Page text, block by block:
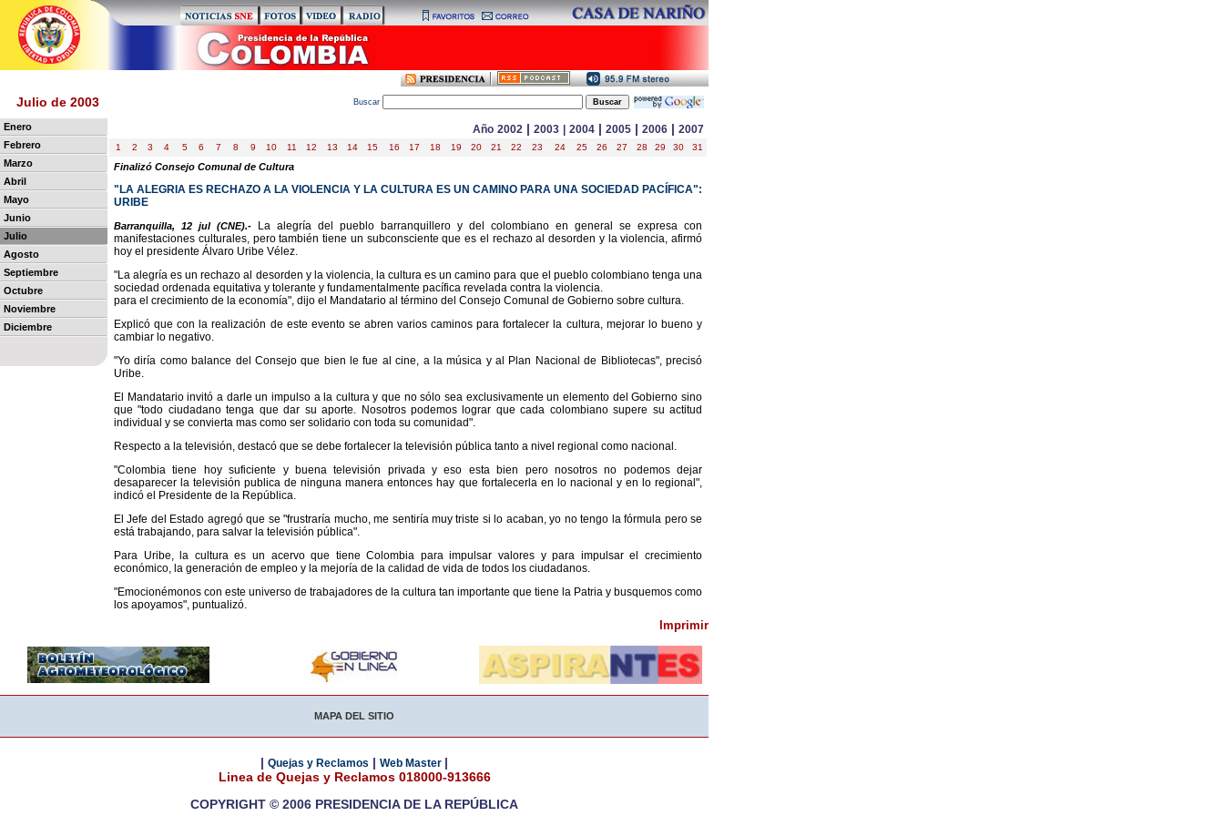
Julio de 2003 Buscar
Enero
Febrero
Marzo
Abril
Mayo
Junio
Julio
Agosto
Septiembre
Octubre
Noviembre
Diciembre
Año 2002 | 2003 2004 | 2005 | 2006 | 2007
1 2 3 4 5 6 7 8 9 10 11 12 13 14 15 16 17 18 19 20 21 22 23 24 25 26 27 28 29 30 31
Finalizó Consejo Comunal de Cultura
"LA ALEGRIA ES RECHAZO A LA VIOLENCIA Y LA CULTURA ES UN CAMINO PARA UNA SOCIEDAD PACÍFICA":
URIBE
Barranquilla, 12 jul (CNE).- La alegría del pueblo barranquillero y del colombiano en general se expresa con
manifestaciones culturales, pero también tiene un subconsciente que es el rechazo al desorden y la violencia, afirmó
hoy el presidente Álvaro Uribe Vélez.
"La alegría es un rechazo al desorden y la violencia, la cultura es un camino para que el pueblo colombiano tenga una
sociedad ordenada equitativa y tolerante y fundamentalmente pacífica revelada contra la violencia.
para el crecimiento de la economía", dijo el Mandatario al término del Consejo Comunal de Gobierno sobre cultura.
Explicó que con la realización de este evento se abren varios caminos para fortalecer la cultura, mejorar lo bueno y
cambiar lo negativo.
"Yo diría como balance del Consejo que bien le fue al cine, a la música y al Plan Nacional de Bibliotecas", precisó
Uribe.
El Mandatario invitó a darle un impulso a la cultura y que no sólo sea exclusivamente un elemento del Gobierno sino
que "todo ciudadano tenga que dar su aporte. Nosotros podemos lograr que cada colombiano supere su actitud
individual y se convierta mas como ser solidario con toda su comunidad".
Respecto a la televisión, destacó que se debe fortalecer la televisión pública tanto a nivel regional como nacional.
"Colombia tiene hoy suficiente y buena televisión privada y eso esta bien pero nosotros no podemos dejar
desaparecer la televisión publica de ninguna manera entonces hay que fortalecerla en lo nacional y en lo regional",
indicó el Presidente de la República.
El Jefe del Estado agregó que se "frustraría mucho, me sentiría muy triste si lo acaban, yo no tengo la fórmula pero se
está trabajando, para salvar la televisión pública".
Para Uribe, la cultura es un acervo que tiene Colombia para impulsar valores y para impulsar el crecimiento
económico, la generación de empleo y la mejoría de la calidad de vida de todos los ciudadanos.
"Emocionémonos con este universo de trabajadores de la cultura tan importante que tiene la Patria y busquemos como
los apoyamos", puntualizó.
Imprimir
MAPA DEL SITIO
| Quejas y Reclamos | Web Master |
Linea de Quejas y Reclamos 018000-913666
COPYRIGHT © 2006 PRESIDENCIA DE LA REPÚBLICA